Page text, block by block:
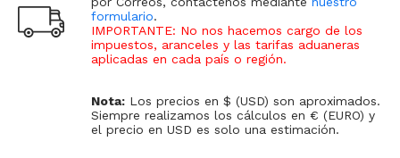
formulario.
IMPORTANTE: No nos hacemos cargo de los
impuestos, aranceles y las tarifas aduaneras
aplicadas en cada país o región.
Nota: Los precios en $ (USD) son aproximados.
Siempre realizamos los cálculos en € (EURO) y
el precio en USD es solo una estimación.